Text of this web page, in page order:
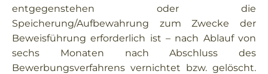
entgegenstehen oder die
Speicherung/Aufbewahrung zum Zwecke der
Beweisführung erforderlich ist – nach Ablauf von
sechs Monaten nach Abschluss des
Bewerbungsverfahrens vernichtet bzw. gelöscht.